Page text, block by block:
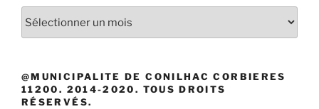
@MUNICIPALITE DE CONILHAC CORBIERES
11200. 2014-2020. TOUS DROITS
RÉSERVÉS.